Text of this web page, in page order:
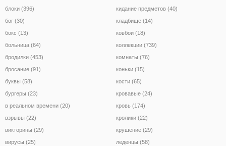
блоки (396)
бог (30)
бокс (13)
больница (64)
бродилки (453)
бросание (91)
буквы (58)
бургеры (23)
в реальном времени (20)
взрывы (22)
викторины (29)
вирусы (25)
кидание предметов (40)
кладбище (14)
ковбои (18)
коллекции (739)
комнаты (76)
коньки (15)
кости (65)
кровавые (24)
кровь (174)
кролики (22)
крушение (29)
леденцы (58)